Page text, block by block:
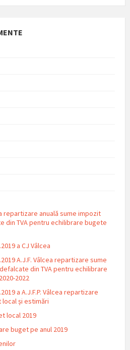
repartizare anuală sume impozit
din TVA pentru echilibrare bugete
a CJ Vâlcea
A.J.F. Vâlcea repartizare sume
din TVA pentru echilibrare
2022
a A.J.F.P. Vâlcea repartizare
și estimări
local 2019
buget pe anul 2019